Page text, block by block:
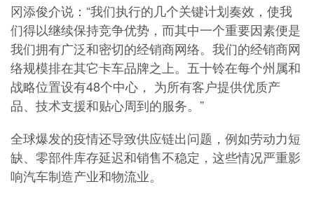
冈添俊介说：“我们执行的几个关键计划奏效，使我
们得以继续保持竞争优势，而其中一个重要因素便是
我们拥有广泛和密切的经销商网络。我们的经销商网
络规模排在其它卡车品牌之上。五十铃在每个州属和
战略位置设有48个中心， 为所有客户提供优质产
品、技术支援和贴心周到的服务。”
全球爆发的疫情还导致供应链出问题，例如劳动力短
缺、零部件库存延迟和销售不稳定，这些情况严重影
响汽车制造产业和物流业。